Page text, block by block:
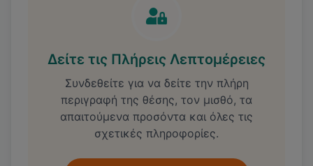
Δείτε τις Πλήρεις Λεπτομέρειες
Συνδεθείτε για να δείτε την πλήρη
περιγραφή της θέσης, τον μισθό, τα
απαιτούμενα προσόντα και όλες τις
σχετικές πληροφορίες.